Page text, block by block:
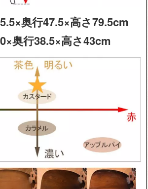
奥行47.5×高さ79.5cm
奥行38.5×高さ43cm